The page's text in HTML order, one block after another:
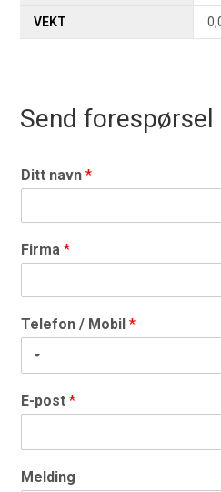
VEKT
Send forespørsel
Ditt navn*
Firma*
Telefon / Mobil*
E-post*
Melding